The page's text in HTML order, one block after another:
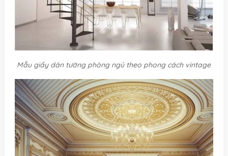
Mẫu giấy dán tường phòng ngủ theo phong cách vintage